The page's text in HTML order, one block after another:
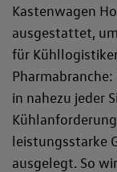
Kastenwagen
ausgestattet,
für
in nahezu jeder
leistungsstarke
ausgelegt. So